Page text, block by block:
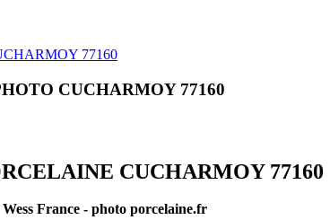
77160
CUCHARMOY 77160
CUCHARMOY 77160
Wess France - photo porcelaine.fr